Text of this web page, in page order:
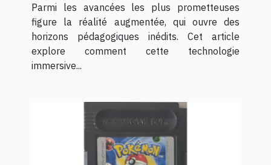
Parmi les avancées les plus prometteuses
figure la réalité augmentée, qui ouvre des
horizons pédagogiques inédits. Cet article
explore comment cette technologie
immersive...